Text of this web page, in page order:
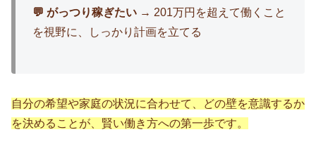
💬 がっつり稼ぎたい → 201万円を超えて働くこと
を視野に、しっかり計画を立てる
自分の希望や家庭の状況に合わせて、どの壁を意識するか
を決めることが、賢い働き方への第一歩です。